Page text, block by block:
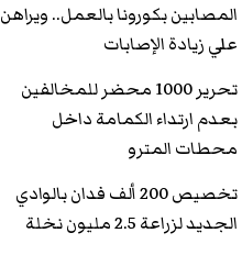
المصابين بكورونا بالعمل.. ويراهن
علي زيادة الإصابات
تحرير 1000 محضر للمخالفين
بعدم ارتداء الكمامة داخل
محطات المترو
تخصيص 200 ألف فدان بالوادي
الجديد لزراعة 2.5 مليون نخلة